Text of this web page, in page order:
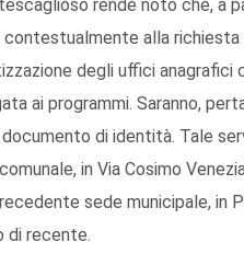
rende noto che, a
contestualmente alla
degli uffici
ai programmi. Saranno,
di identità. Tale
in Via Cosimo
sede municipale, in
recente.